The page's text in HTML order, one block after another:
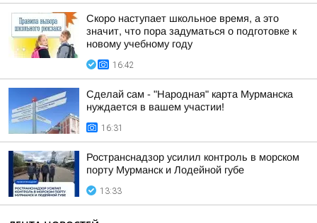
Скоро наступает школьное время, а это
значит, что пора задуматься о подготовке к
новому учебному году
16:42
Сделай сам - "Народная" карта Мурманска
нуждается в вашем участии!
16:31
Ространснадзор усилил контроль в морском
порту Мурманск и Лодейной губе
13:33